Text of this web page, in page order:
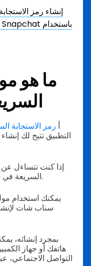
إنشاء رمز
ما هو
أ رمز الاستجابة
التطبيق تتيح لك
إذا كنت تتساءل عن
السريعة في سناب شات بفعالية، فالعملية بسيطة.
يمكنك استخدام
سناب شات
بمجرد إنشائه،
هاتفك أو جهاز
التواصل الاجتماعي،